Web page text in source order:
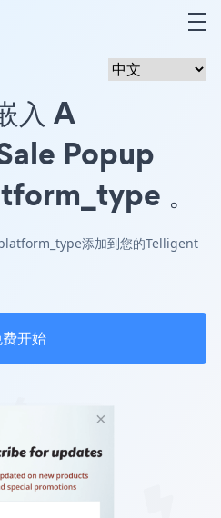
入 A
Popup
。
添加到您的Telligent
开始